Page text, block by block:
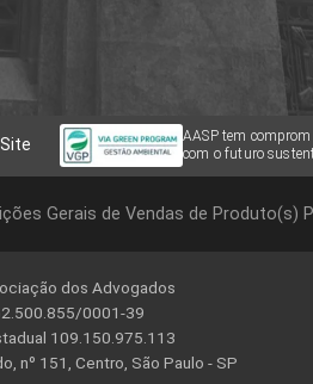
AASP tem
com o futuro
Gerais de Vendas de Produto(s)
dos Advogados
0001-39
109.150.975.113
nº 151, Centro, São Paulo - SP